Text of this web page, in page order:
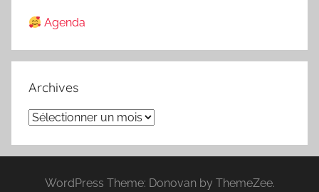
Agenda
Archives
Archives
WordPress Theme: Donovan by ThemeZee.